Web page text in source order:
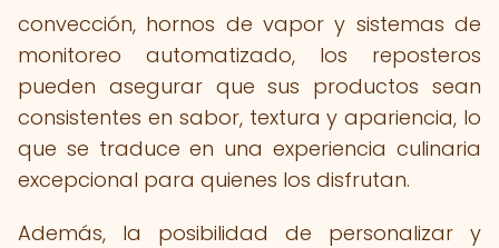
convección, hornos de vapor y sistemas de
monitoreo automatizado, los reposteros
pueden asegurar que sus productos sean
consistentes en sabor, textura y apariencia, lo
que se traduce en una experiencia culinaria
excepcional para quienes los disfrutan.
Además, la posibilidad de personalizar y